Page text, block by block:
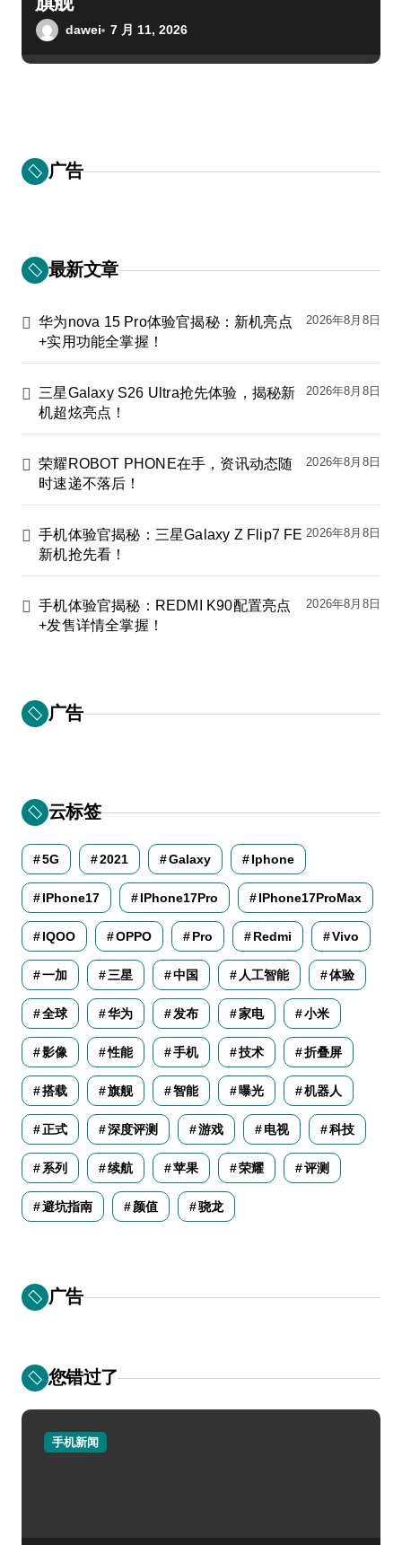
dawei 7 月 11, 2026
广告
最新文章
华为nova 15 Pro体验官揭秘：新机亮点
+实用功能全掌握！
2026年8月8日
三星Galaxy S26 Ultra抢先体验，揭秘新
机超炫亮点！
2026年8月8日
荣耀ROBOT PHONE在手，资讯动态随
时速递不落后！
2026年8月8日
手机体验官揭秘：三星Galaxy Z Flip7 FE
新机抢先看！
2026年8月8日
手机体验官揭秘：REDMI K90配置亮点
+发售详情全掌握！
2026年8月8日
广告
云标签
5G 2021 Galaxy Iphone
IPhone17 IPhone17Pro IPhone17ProMax
IQOO OPPO Pro Redmi Vivo
一加 三星 中国 人工智能 体验
全球 华为 发布 家电 小米
影像 性能 手机 技术 折叠屏
搭载 旗舰 智能 曝光 机器人
正式 深度评测 游戏 电视 科技
系列 续航 苹果 荣耀 评测
避坑指南 颜值 骁龙
广告
您错过了
手机新闻